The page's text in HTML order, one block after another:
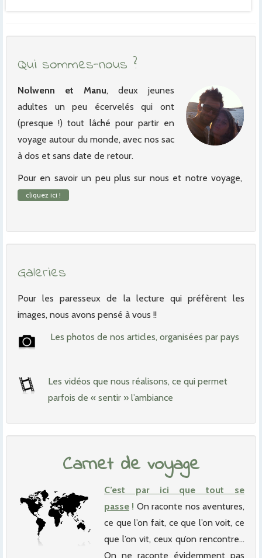
Qui sommes-nous ?
Nolwenn et Manu, deux jeunes
adultes un peu écervelés qui ont
(presque !) tout lâché pour partir en
voyage autour du monde, avec nos sac
à dos et sans date de retour.
Pour en savoir un peu plus sur nous et notre voyage,
cliquez ici !
Galeries
Pour les paresseux de la lecture qui préfèrent les
images, nous avons pensé à vous !!
Les photos de nos articles, organisées par pays
Les vidéos que nous réalisons, ce qui permet
parfois de « sentir » l’ambiance
Carnet de voyage
C’est par ici que tout se
passe ! On raconte nos aventures,
ce que l’on fait, ce que l’on voit, ce
que l’on vit, ceux qu’on rencontre…
On ne raconte évidemment pas